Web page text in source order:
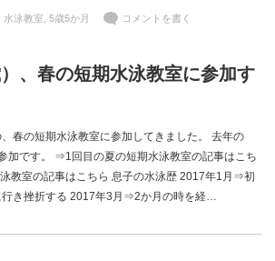
水泳教室, 5歳5か月
コメントを書く
、春の短期水泳教室に参加す
春の短期水泳教室に参加してきました。 去年の
加です。 ⇒1回目の夏の短期水泳教室の記事はこち
教室の記事はこちら 息子の水泳歴 2017年1月⇒初
行き挫折する 2017年3月⇒2か月の時を経…